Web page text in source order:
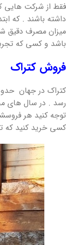
فقط از شرکت هایی
داشته باشند . که
میزان مصرف دقیق
باشد و کسی که
فروش کتراک
رسد . در سال های
توجه کنید هر
کسی خرید کنید که